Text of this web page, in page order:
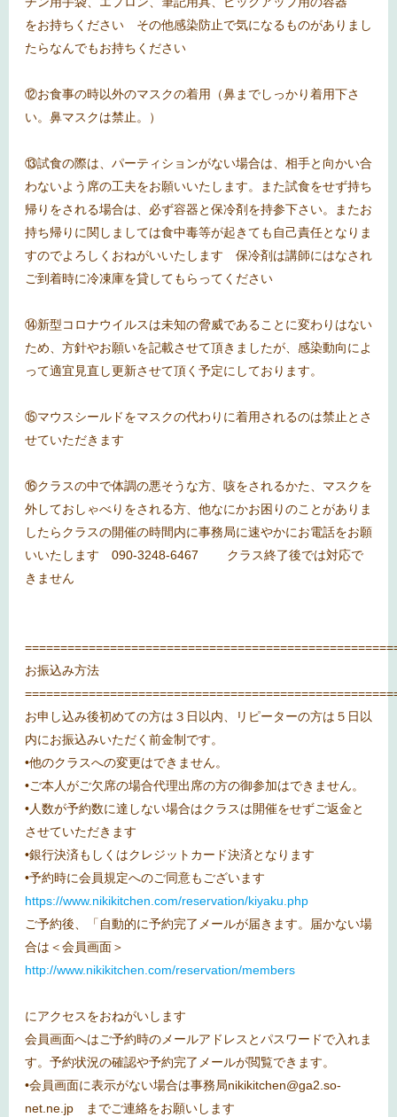
をお持ちください その他感染防止で気になるものがありまし
たらなんでもお持ちください
⑫お食事の時以外のマスクの着用（鼻までしっかり着用下さ
い。鼻マスクは禁止。）
⑬試食の際は、パーティションがない場合は、相手と向かい合
わないよう席の工夫をお願いいたします。また試食をせず持ち
帰りをされる場合は、必ず容器と保冷剤を持参下さい。またお
持ち帰りに関しましては食中毒等が起きても自己責任となりま
すのでよろしくおねがいいたします 保冷剤は講師にはなされ
ご到着時に冷凍庫を貸してもらってください
⑭新型コロナウイルスは未知の脅威であることに変わりはない
ため、方針やお願いを記載させて頂きましたが、感染動向によ
って適宜見直し更新させて頂く予定にしております。
⑮マウスシールドをマスクの代わりに着用されるのは禁止とさ
せていただきます
⑯クラスの中で体調の悪そうな方、咳をされるかた、マスクを
外しておしゃべりをされる方、他なにかお困りのことがありま
したらクラスの開催の時間内に事務局に速やかにお電話をお願
いいたします 090-3248-6467
クラス終了後では対応で
きません
お振込み方法
お申し込み後初めての方は３日以内、リピーターの方は５日以
内にお振込みいただく前金制です。
•他のクラスへの変更はできません。
•ご本人がご欠席の場合代理出席の方の御参加はできません。
•人数が予約数に達しない場合はクラスは開催をせずご返金と
させていただきます
•銀行決済もしくはクレジットカード決済となります
•予約時に会員規定へのご同意もございます
https://www.nikikitchen.com/reservation/kiyaku.php
ご予約後、「自動的に予約完了メールが届きます。届かない場
合は＜会員画面＞
http://www.nikikitchen.com/reservation/members
にアクセスをおねがいします
会員画面へはご予約時のメールアドレスとパスワードで入れま
す。予約状況の確認や予約完了メールが閲覧できます。
•会員画面に表示がない場合は事務局nikikitchen@ga2.so-
net.ne.jp までご連絡をお願いします